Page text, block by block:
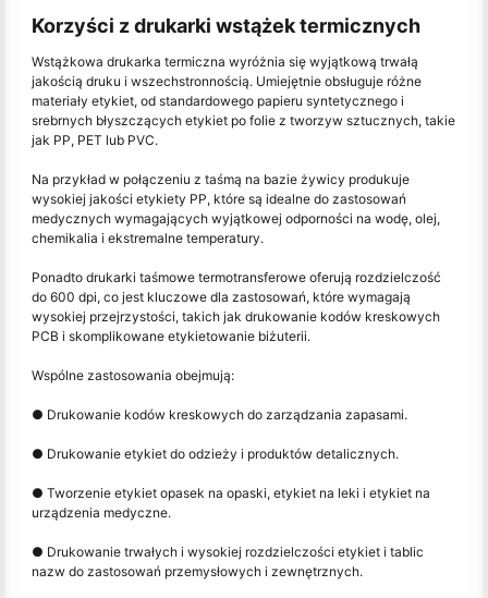
Korzyści z drukarki wstążek termicznych
Wstążkowa drukarka termiczna wyróżnia się wyjątkową trwałą
jakością druku i wszechstronnością. Umiejętnie obsługuje różne
materiały etykiet, od standardowego papieru syntetycznego i
srebrnych błyszczących etykiet po folie z tworzyw sztucznych, takie
jak PP, PET lub PVC.
Na przykład w połączeniu z taśmą na bazie żywicy produkuje
wysokiej jakości etykiety PP, które są idealne do zastosowań
medycznych wymagających wyjątkowej odporności na wodę, olej,
chemikalia i ekstremalne temperatury.
Ponadto drukarki taśmowe termotransferowe oferują rozdzielczość
do 600 dpi, co jest kluczowe dla zastosowań, które wymagają
wysokiej przejrzystości, takich jak drukowanie kodów kreskowych
PCB i skomplikowane etykietowanie biżuterii.
Wspólne zastosowania obejmują:
● Drukowanie kodów kreskowych do zarządzania zapasami.
● Drukowanie etykiet do odzieży i produktów detalicznych.
● Tworzenie etykiet opasek na opaski, etykiet na leki i etykiet na
urządzenia medyczne.
● Drukowanie trwałych i wysokiej rozdzielczości etykiet i tablic
nazw do zastosowań przemysłowych i zewnętrznych.